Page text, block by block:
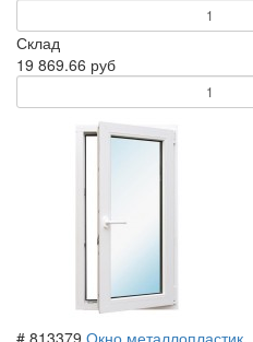
Склад
19 869.66 руб
# 813379 Окно